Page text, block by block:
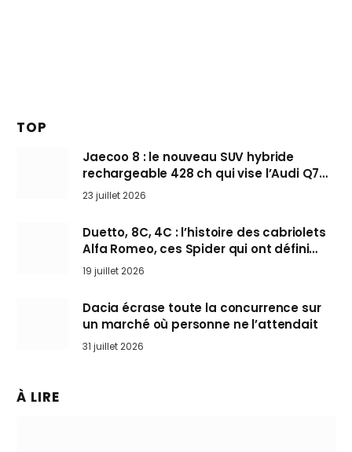
TOP
Jaecoo 8 : le nouveau SUV hybride
rechargeable 428 ch qui vise l’Audi Q7
arrive en Europe cet automne
23 juillet 2026
Duetto, 8C, 4C : l’histoire des cabriolets
Alfa Romeo, ces Spider qui ont défini
l’art de rouler cheveux au vent
19 juillet 2026
Dacia écrase toute la concurrence sur
un marché où personne ne l’attendait
31 juillet 2026
À LIRE